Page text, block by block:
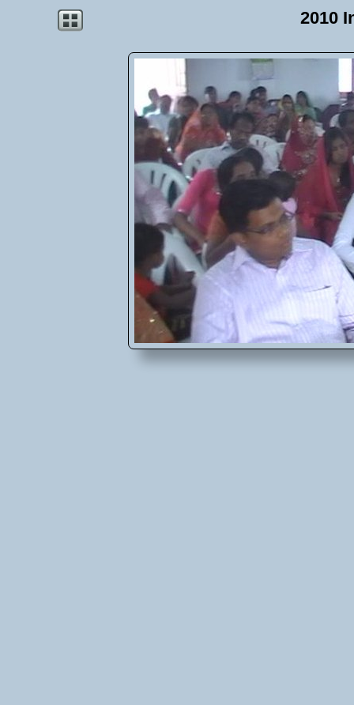
2010